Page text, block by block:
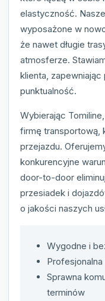
elastyczność.
wyposażone w
że nawet długie
atmosferze.
klienta, zapewniając
punktualność.
Wybierając
firmę transportową,
przejazdu.
konkurencyjne
door-to-door
przesiadek i
o jakości naszych
Wygodne i
Profesjonalna
Sprawna
terminów